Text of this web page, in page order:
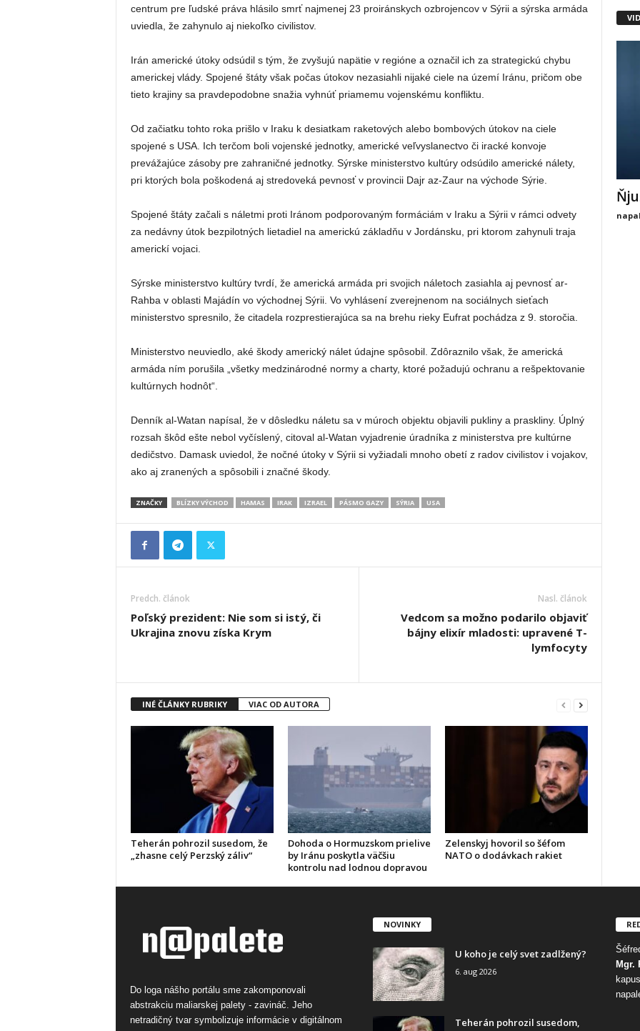
centrum pre ľudské práva hlásilo smrť najmenej 23 proiránskych ozbrojencov v Sýrii a sýrska armáda
uviedla, že zahynulo aj niekoľko civilistov.
Irán americké útoky odsúdil s tým, že zvyšujú napätie v regióne a označil ich za strategickú chybu
americkej vlády. Spojené štáty však počas útokov nezasiahli nijaké ciele na území Iránu, pričom obe
tieto krajiny sa pravdepodobne snažia vyhnúť priamemu vojenskému konfliktu.
Od začiatku tohto roka prišlo v Iraku k desiatkam raketových alebo bombových útokov na ciele
spojené s USA. Ich terčom boli vojenské jednotky, americké veľvyslanectvo či iracké konvoje
prevážajúce zásoby pre zahraničné jednotky. Sýrske ministerstvo kultúry odsúdilo americké nálety,
pri ktorých bola poškodená aj stredoveká pevnosť v provincii Dajr az-Zaur na východe Sýrie.
Spojené štáty začali s náletmi proti Iránom podporovaným formáciám v Iraku a Sýrii v rámci odvety
za nedávny útok bezpilotných lietadiel na americkú základňu v Jordánsku, pri ktorom zahynuli traja
americkí vojaci.
Sýrske ministerstvo kultúry tvrdí, že americká armáda pri svojich náletoch zasiahla aj pevnosť ar-
Rahba v oblasti Majádín vo východnej Sýrii. Vo vyhlásení zverejnenom na sociálnych sieťach
ministerstvo spresnilo, že citadela rozprestierajúca sa na brehu rieky Eufrat pochádza z 9. storočia.
Ministerstvo neuviedlo, aké škody americký nálet údajne spôsobil. Zdôraznilo však, že americká
armáda ním porušila „všetky medzinárodné normy a charty, ktoré požadujú ochranu a rešpektovanie
kultúrnych hodnôt“.
Denník al-Watan napísal, že v dôsledku náletu sa v múroch objektu objavili pukliny a praskliny. Úplný
rozsah škôd ešte nebol vyčíslený, citoval al-Watan vyjadrenie úradníka z ministerstva pre kultúrne
dedičstvo. Damask uviedol, že nočné útoky v Sýrii si vyžiadali mnoho obetí z radov civilistov i vojakov,
ako aj zranených a spôsobili i značné škody.
ZNAČKY BLÍZKY VÝCHOD HAMAS IRAK IZRAEL PÁSMO GAZY SÝRIA USA
Predch. článok
Poľský prezident: Nie som si istý, či
Ukrajina znovu získa Krym
Nasl. článok
Vedcom sa možno podarilo objaviť
bájny elixír mladosti: upravené T-
lymfocyty
INÉ ČLÁNKY RUBRIKY VIAC OD AUTORA
Teherán pohrozil susedom, že
„zhasne celý Perzský záliv“
Dohoda o Hormuzskom prielive
by Iránu poskytla väčšiu
kontrolu nad lodnou dopravou
Zelenskyj hovoril so šéfom
NATO o dodávkach rakiet
Do loga nášho portálu sme zakomponovali
abstrakciu maliarskej palety - zavináč. Jeho
netradičný tvar symbolizuje informácie v digitálnom
NOVINKY
U koho je celý svet zadlžený?
6. aug 2026
Teherán pohrozil susedom,
Mgr.